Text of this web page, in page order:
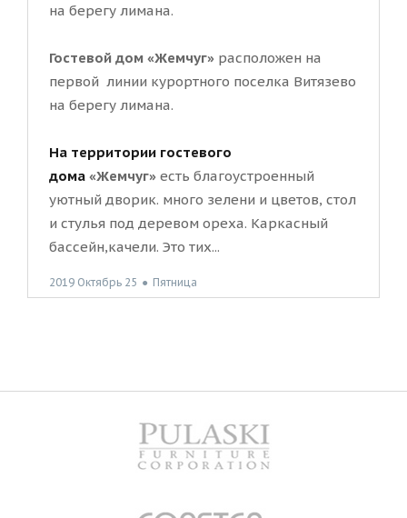
на берегу лимана.
Гостевой дом «Жемчуг» расположен на
первой линии курортного поселка Витязево
на берегу лимана.
На территории гостевого
дома «Жемчуг» есть благоустроенный
уютный дворик. много зелени и цветов, стол
и стулья под деревом ореха. Каркасный
бассейн,качели. Это тих...
2019 Октябрь 25 ● Пятница